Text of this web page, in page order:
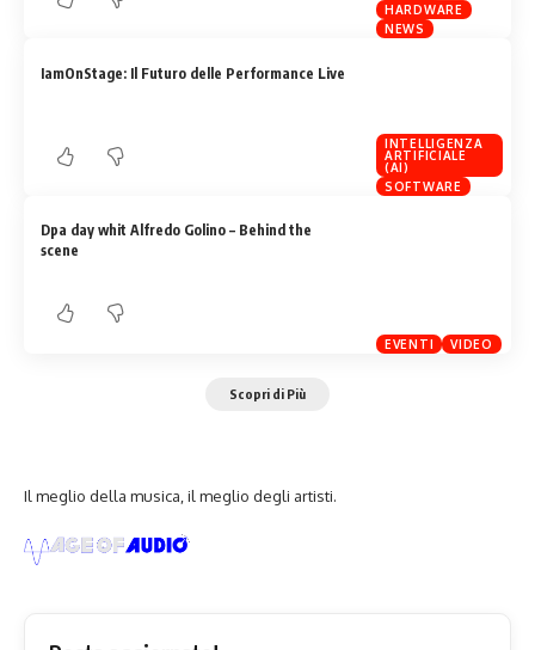
HARDWARE
NEWS
INTELLIGENZA
ARTIFICIALE
(AI)
SOFTWARE
IamOnStage: Il Futuro delle Performance Live
EVENTI VIDEO
Dpa day whit Alfredo Golino – Behind the
scene
Scopri di Più
Il meglio della musica, il meglio degli artisti.